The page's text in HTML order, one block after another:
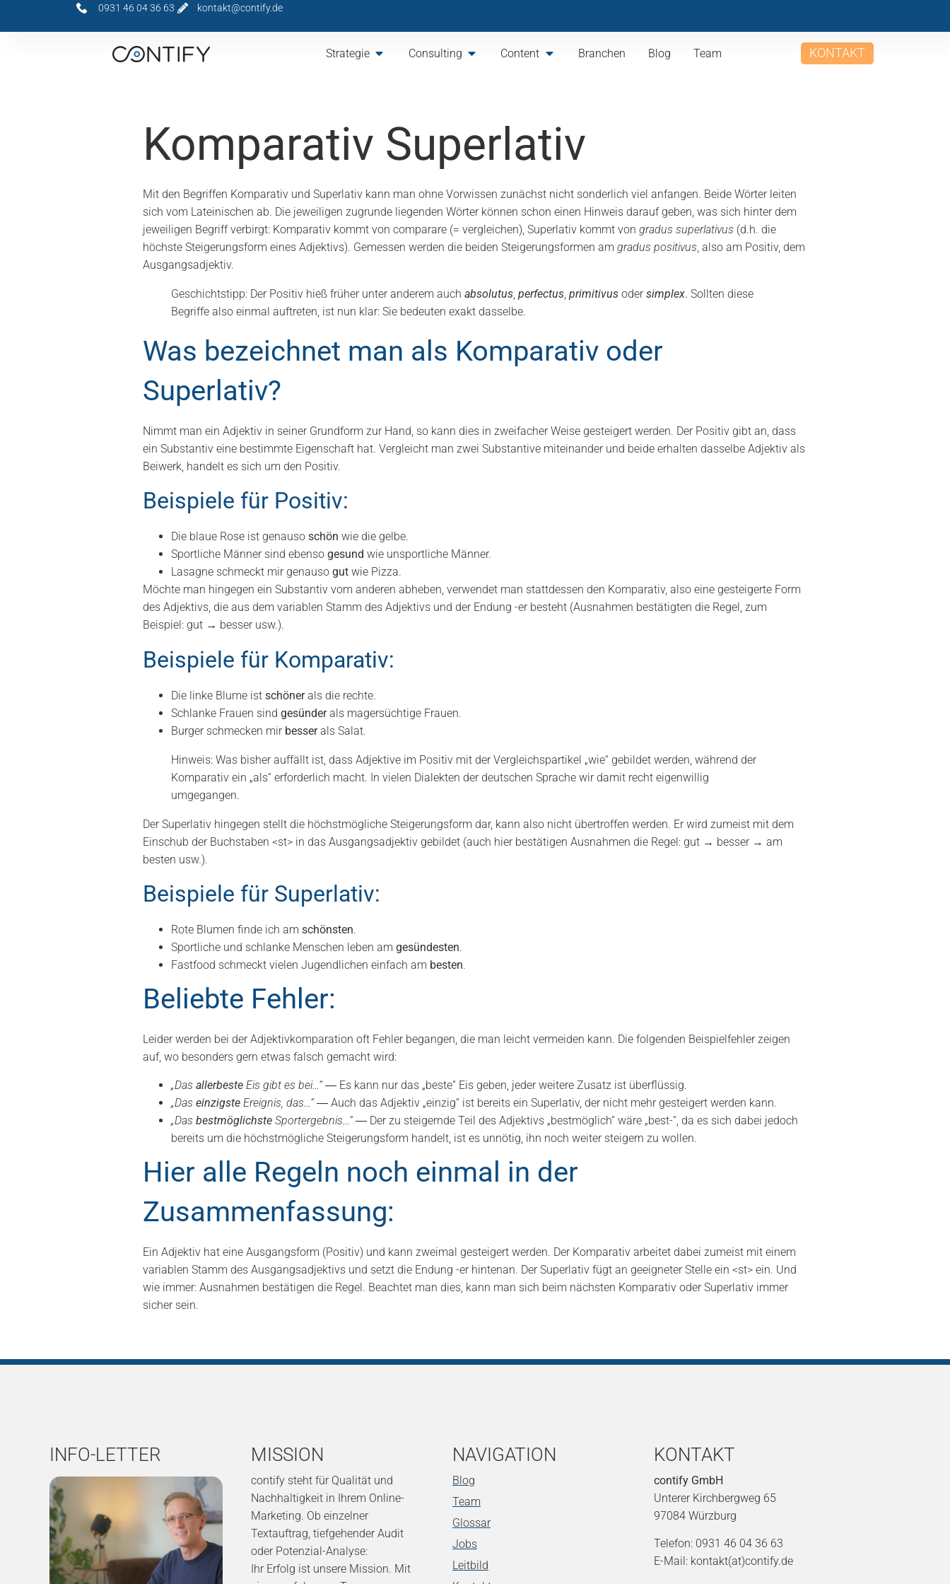
0931 46 04 36 63 kontakt@contify.de
Strategie Consulting Content Branchen Blog Team KONTAKT
Komparativ Superlativ
Mit den Begriffen Komparativ und Superlativ kann man ohne Vorwissen zunächst nicht sonderlich viel anfangen. Beide Wörter leiten
sich vom Lateinischen ab. Die jeweiligen zugrunde liegenden Wörter können schon einen Hinweis darauf geben, was sich hinter dem
jeweiligen Begriff verbirgt: Komparativ kommt von comparare (= vergleichen), Superlativ kommt von gradus superlativus (d.h. die
höchste Steigerungsform eines Adjektivs). Gemessen werden die beiden Steigerungsformen am gradus positivus, also am Positiv, dem
Ausgangsadjektiv.
Geschichtstipp: Der Positiv hieß früher unter anderem auch absolutus, perfectus, primitivus odersimplex. Sollten diese
Begriffe also einmal auftreten, ist nun klar: Sie bedeuten exakt dasselbe.
Was bezeichnet man als Komparativ oder
Superlativ?
Nimmt man ein Adjektiv in seiner Grundform zur Hand, so kann dies in zweifacher Weise gesteigert werden. Der Positiv gibt an, dass
ein Substantiv eine bestimmte Eigenschaft hat. Vergleicht man zwei Substantive miteinander und beide erhalten dasselbe Adjektiv als
Beiwerk, handelt es sich um den Positiv.
Beispiele für Positiv:
Die blaue Rose ist genauso schön wie die gelbe.
Sportliche Männer sind ebenso gesund wie unsportliche Männer.
Lasagne schmeckt mir genauso gut wie Pizza.
Möchte man hingegen ein Substantiv vom anderen abheben, verwendet man stattdessen den Komparativ, also eine gesteigerte Form
des Adjektivs, die aus dem variablen Stamm des Adjektivs und der Endung -er besteht (Ausnahmen bestätigten die Regel, zum
Beispiel: gut → besser usw.).
Beispiele für Komparativ:
Die linke Blume ist schönerals die rechte.
Schlanke Frauen sind gesünderals magersüchtige Frauen.
Burger schmecken mir besserals Salat.
Hinweis: Was bisher auffällt ist, dass Adjektive im Positiv mit der Vergleichspartikel „wie“ gebildet werden, während der
Komparativ ein „als“ erforderlich macht. In vielen Dialekten der deutschen Sprache wir damit recht eigenwillig
umgegangen.
Der Superlativ hingegen stellt die höchstmögliche Steigerungsform dar, kann also nicht übertroffen werden. Er wird zumeist mit dem
Einschub der Buchstaben <st> in das Ausgangsadjektiv gebildet (auch hier bestätigen Ausnahmen die Regel: gut → besser → am
besten usw.).
Beispiele für Superlativ:
Rote Blumen finde ich am schönsten.
Sportliche und schlanke Menschen leben am gesündesten.
Fastfood schmeckt vielen Jugendlichen einfach am besten.
Beliebte Fehler:
Leider werden bei der Adjektivkomparation oft Fehler begangen, die man leicht vermeiden kann. Die folgenden Beispielfehler zeigen
auf, wo besonders gern etwas falsch gemacht wird:
„Das allerbeste Eis gibt es bei…“― Es kann nur das „beste“ Eis geben, jeder weitere Zusatz ist überflüssig.
„Das einzigste Ereignis, das…“― Auch das Adjektiv „einzig“ ist bereits ein Superlativ, der nicht mehr gesteigert werden kann.
„Das bestmöglichste Sportergebnis…“― Der zu steigernde Teil des Adjektivs „bestmöglich“ wäre „best-“, da es sich dabei jedoch
bereits um die höchstmögliche Steigerungsform handelt, ist es unnötig, ihn noch weiter steigern zu wollen.
Hier alle Regeln noch einmal in der
Zusammenfassung:
Ein Adjektiv hat eine Ausgangsform (Positiv) und kann zweimal gesteigert werden. Der Komparativ arbeitet dabei zumeist mit einem
variablen Stamm des Ausgangsadjektivs und setzt die Endung -er hintenan. Der Superlativ fügt an geeigneter Stelle ein <st> ein. Und
wie immer: Ausnahmen bestätigen die Regel. Beachtet man dies, kann man sich beim nächsten Komparativ oder Superlativ immer
sicher sein.
INFO-LETTER MISSION
contify steht für Qualität und
Nachhaltigkeit in Ihrem Online-
Marketing. Ob einzelner
Textauftrag, tiefgehender Audit
oder Potenzial-Analyse:
Ihr Erfolg ist unsere Mission. Mit
NAVIGATION
Blog
Team
Glossar
Jobs
Leitbild
KONTAKT
contify GmbH
Unterer Kirchbergweg 65
97084 Würzburg
Telefon: 0931 46 04 36 63
E-Mail: kontakt(at)contify.de